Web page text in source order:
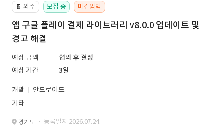
📔 외주 모집 중 마감임박
앱 구글 플레이 결제 라이브러리 v8.0.0 업데이트 및
경고 해결
예상 금액
협의 후 결정
예상 기간
3일
개발
안드로이드
기타
경기도 · 등록일자 2026.07.24.